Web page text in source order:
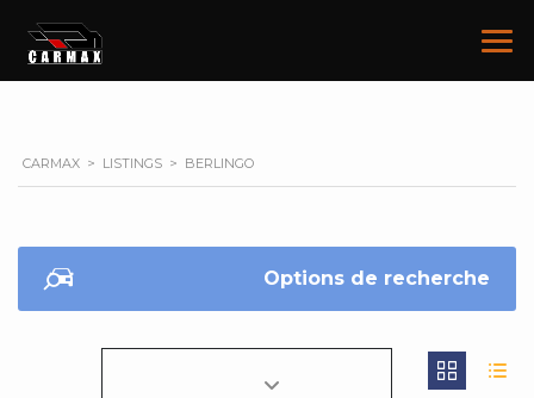
CARMAX > LISTINGS > BERLINGO
Options de recherche